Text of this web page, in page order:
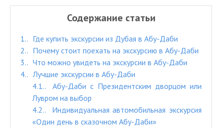
Содержание статьи
1.
Где купить экскурсии из Дубая в Абу-Даби
2.
Почему стоит поехать на экскурсию в Абу-Даби
3.
Что можно увидеть на экскурсии в Абу-Даби
4.
Лучшие экскурсии в Абу-Даби
4.1.
Абу-Даби с Президентским дворцом или
Лувром на выбор
4.2.
Индивидуальная автомобильная экскурсия
«Один день в сказочном Абу-Даби»